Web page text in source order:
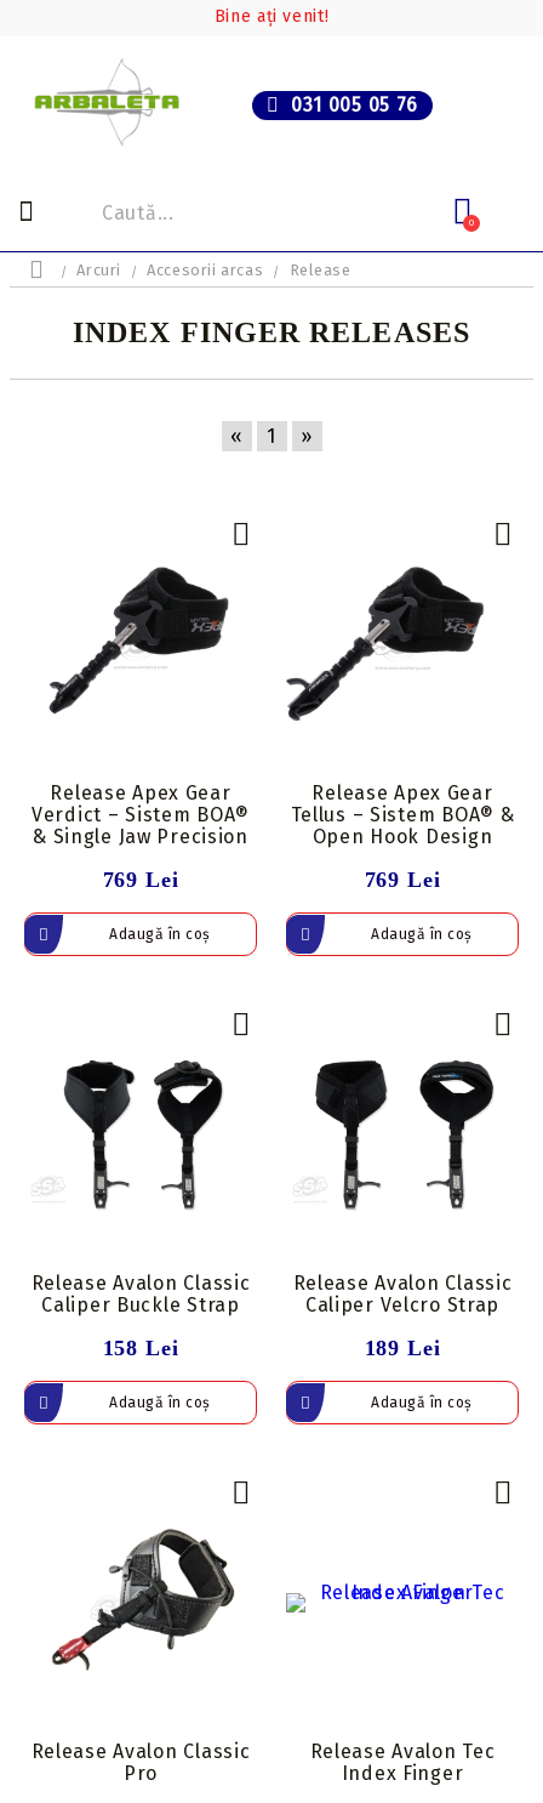
Bine ați venit!
031 005 05 76
0
Arcuri Accesorii arcas Release
INDEX FINGER RELEASES
« 1 »
Release Apex Gear
Verdict – Sistem BOA®
& Single Jaw Precision
769 Lei
Release Apex Gear
Tellus – Sistem BOA® &
Open Hook Design
769 Lei
Release Avalon Classic
Caliper Buckle Strap
158 Lei
Release Avalon Classic
Caliper Velcro Strap
189 Lei
Release Avalon Classic
Pro
Release Avalon Tec
Index Finger